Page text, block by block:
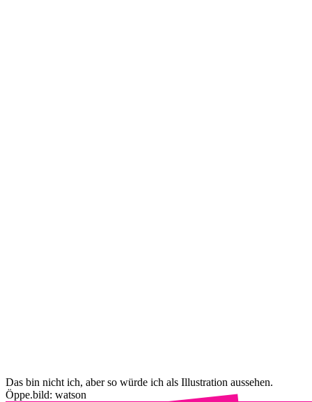
Das bin nicht ich, aber so würde ich als Illustration aussehen.
Öppe.bild: watson